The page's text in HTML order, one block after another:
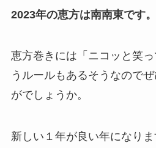
2023年の恵方は南南東です。
恵方巻きには「ニコッと笑っ
うルールもあるそうなので
がでしょうか。
新しい１年が良い年になりま